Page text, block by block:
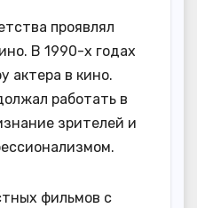
проявлял
В 1990-х годах
актера в кино.
работать в
зрителей и
фильмов с